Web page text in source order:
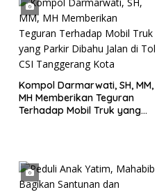
Kompol Darmarwati, SH, MM,
MH Memberikan Teguran
Terhadap Mobil Truk yang